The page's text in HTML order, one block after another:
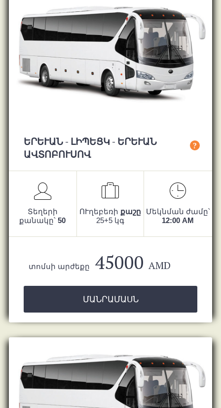
ԵՐԵՒԱՆ - ԼԻՊԵՑԿ - ԵՐԵՒԱՆ ԱՎ
ՏՈԲՈՒՍՈՎ
?
Տեղերի
քանակը՝50
ՈՒղեբեռի քաշը
25+5 կգ
Մեկնման ժամը՝
12:00 AM
տոմսի արժեքը 45000 AMD
ՄԱՆՐԱՄԱՍՆ